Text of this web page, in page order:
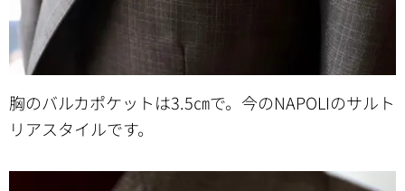
胸のバルカポケットは3.5㎝で。今のNAPOLIのサルト
リアスタイルです。